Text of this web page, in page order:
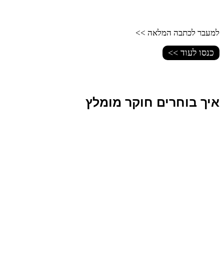
למעבר לכתבה המלאה >>
כנסו לעוד >>
איך בוחרים חוקר מומלץ